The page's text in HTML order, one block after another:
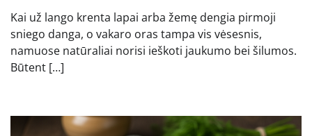
Kai už lango krenta lapai arba žemę dengia pirmoji
sniego danga, o vakaro oras tampa vis vėsesnis,
namuose natūraliai norisi ieškoti jaukumo bei šilumos.
Būtent […]